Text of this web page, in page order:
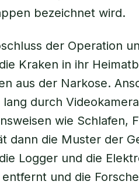
bezeichnet wird.
der Operation
Kraken in ihr
aus der Narkose.
lang durch
wie Schlafen,
dann die Muster der
Logger und die
und die